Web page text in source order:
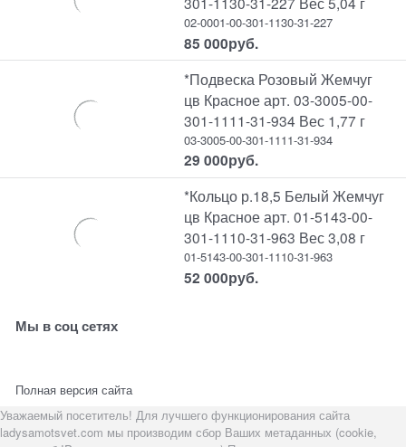
02-0001-00-301-1130-31-227
85 000руб.
*Подвеска Розовый Жемчуг
цв Красное арт. 03-3005-00-
301-1111-31-934 Вес 1,77 г
03-3005-00-301-1111-31-934
29 000руб.
*Кольцо р.18,5 Белый Жемчуг
цв Красное арт. 01-5143-00-
301-1110-31-963 Вес 3,08 г
01-5143-00-301-1110-31-963
52 000руб.
Мы в соц сетях
Полная версия сайта
Уважаемый посетитель! Для лучшего функционирования сайта
ladysamotsvet.com мы производим сбор Ваших метаданных (cookie,